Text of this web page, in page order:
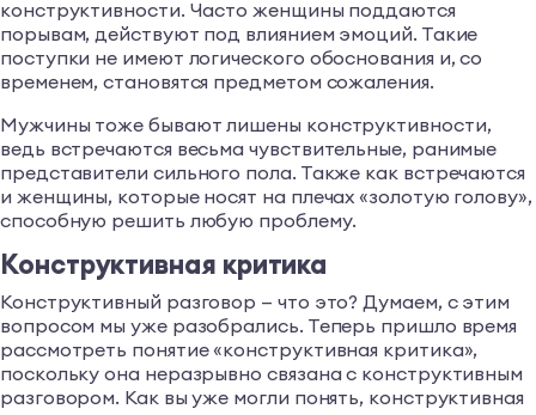
конструктивности. Часто женщины поддаются
порывам, действуют под влиянием эмоций. Такие
поступки не имеют логического обоснования и, со
временем, становятся предметом сожаления.
Мужчины тоже бывают лишены конструктивности,
ведь встречаются весьма чувствительные, ранимые
представители сильного пола. Также как встречаются
и женщины, которые носят на плечах «золотую голову»,
способную решить любую проблему.
Конструктивная критика
Конструктивный разговор — что это? Думаем, с этим
вопросом мы уже разобрались. Теперь пришло время
рассмотреть понятие «конструктивная критика»,
поскольку она неразрывно связана с конструктивным
разговором. Как вы уже могли понять, конструктивная